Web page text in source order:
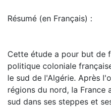
Résumé (en Français) :
Cette étude a pour but de
politique coloniale
le sud de l'Algérie. Après
régions du nord, la France
sud dans ses steppes et